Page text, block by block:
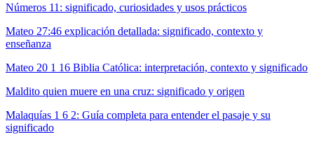
Números 11: significado, curiosidades y usos prácticos
Mateo 27:46 explicación detallada: significado, contexto y
enseñanza
Mateo 20 1 16 Biblia Católica: interpretación, contexto y significado
Maldito quien muere en una cruz: significado y origen
Malaquías 1 6 2: Guía completa para entender el pasaje y su
significado